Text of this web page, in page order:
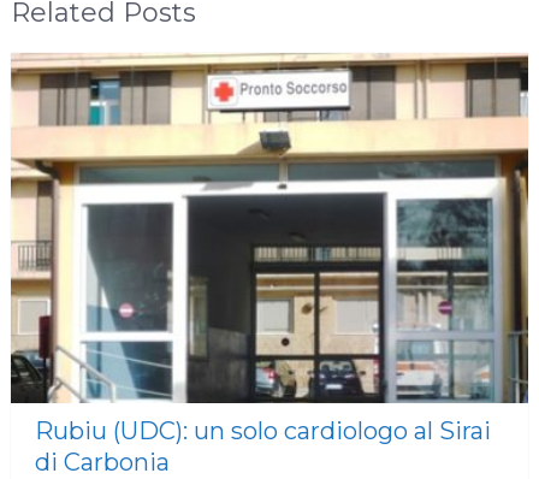
Related Posts
Rubiu (UDC): un solo cardiologo al Sirai
di Carbonia